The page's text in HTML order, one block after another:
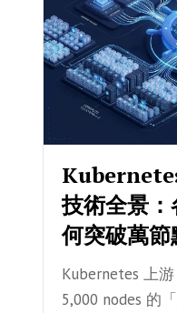
技術全景
何突破萬
Kubernetes 上
5,000 nodes 的